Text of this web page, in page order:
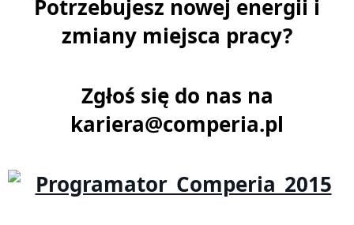
Potrzebujesz nowej energii i
zmiany miejsca pracy?
Zgłoś się do nas na
kariera@comperia.pl